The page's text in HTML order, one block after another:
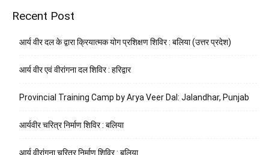
Recent Post
आर्य वीर दल के द्वारा क्रियात्मक योग प्रशिक्षण शिविर : बलिया (उत्तर प्रदेश)
आर्य वीर एवं वीरांगना दल शिविर : हरिद्वार
Provincial Training Camp by Arya Veer Dal: Jalandhar, Punjab
आर्यवीर चरित्र निर्माण शिविर : बलिया
आर्य वीरांगना चरित्र निर्माण शिविर : बलिया